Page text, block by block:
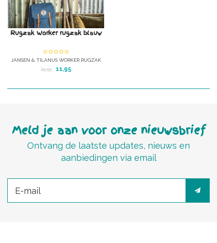
Rugzak Worker rugzak blauw
JANSEN & TILANUS WORKER RUGZAK
BLAUW.
29,95 11,95
Meld je aan voor onze nieuwsbrief
Ontvang de laatste updates, nieuws en
aanbiedingen via email